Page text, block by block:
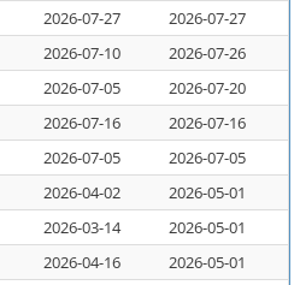
2026-07-27 2026-07-27
2026-07-10 2026-07-26
2026-07-05 2026-07-20
2026-07-16 2026-07-16
2026-07-05 2026-07-05
2026-04-02 2026-05-01
2026-03-14 2026-05-01
2026-04-16 2026-05-01